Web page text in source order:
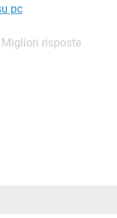
pc
Migliori risposte